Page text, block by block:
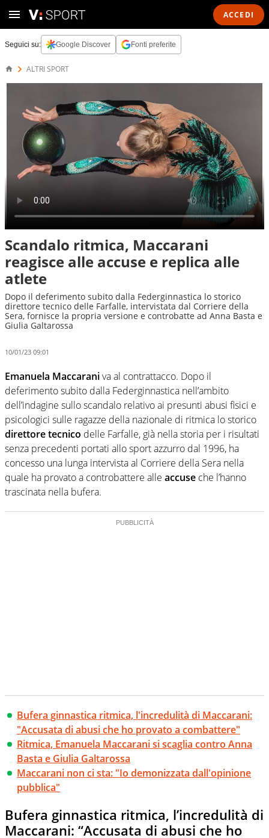
ACCEDI
Seguici su: Google Discover Fonti preferite
ALTRI SPORT
Scandalo ritmica, Maccarani
reagisce alle accuse e replica alle
atlete
Dopo il deferimento subito dalla Federginnastica lo storico
direttore tecnico delle Farfalle, intervistata dal Corriere della
Sera, fornisce la propria versione e controbatte ad Anna Basta e
Giulia Galtarossa
10/01/23 09:01
Emanuela Maccaraniva al contrattacco. Dopo il
deferimento subito dalla Federginnastica nell’ambito
dell’indagine sullo scandalo relativo ai presunti abusi fisici e
psicologici sulle ragazze della nazionale di ritmica lo storico
direttore tecnico delle Farfalle, già nella storia per i risultati
senza precedenti portati allo sport azzurro dal 1996, ha
concesso una lunga intervista al Corriere della Sera nella
quale ha provato a controbattere alle accuse che l’hanno
trascinata nella bufera.
Bufera ginnastica ritmica, l'incredulità di Maccarani:
"Accusata di abusi che ho provato a combattere"
Ritmica, Emanuela Maccarani si scaglia contro Anna
Basta e Giulia Galtarossa
Maccarani non ci sta: "Io demonizzata dall'opinione
pubblica"
Bufera ginnastica ritmica, l’incredulità di
Maccarani: “Accusata di abusi che ho